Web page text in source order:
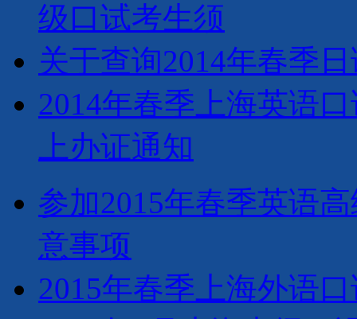
级口试考生须
关于查询2014年春季
2014年春季上海英语
上办证通知
参加2015年春季英语
意事项
2015年春季上海外语